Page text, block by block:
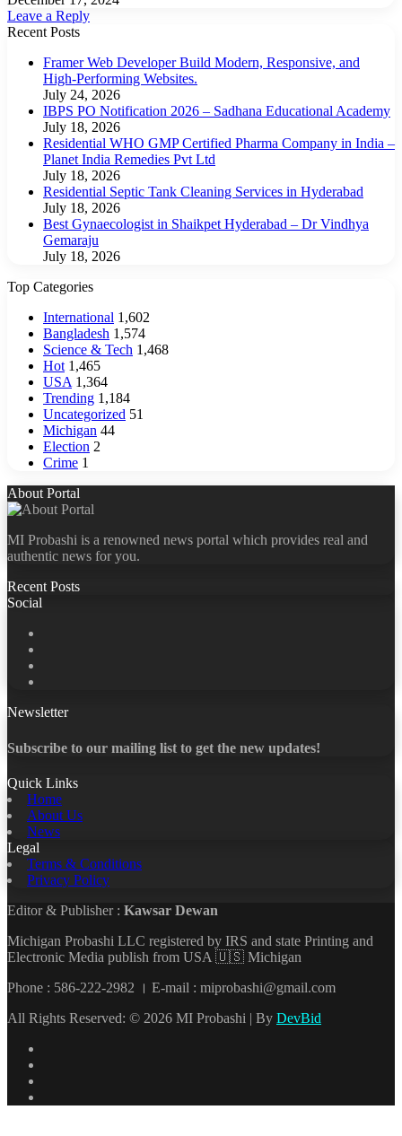
Leave a Reply
Recent Posts
Framer Web Developer Build Modern, Responsive, and
High-Performing Websites.
July 24, 2026
IBPS PO Notification 2026 – Sadhana Educational Academy
July 18, 2026
Residential WHO GMP Certified Pharma Company in India –
Planet India Remedies Pvt Ltd
July 18, 2026
Residential Septic Tank Cleaning Services in Hyderabad
July 18, 2026
Best Gynaecologist in Shaikpet Hyderabad – Dr Vindhya
Gemaraju
July 18, 2026
Top Categories
International 1,602
Bangladesh 1,574
Science & Tech 1,468
Hot 1,465
USA 1,364
Trending 1,184
Uncategorized 51
Michigan 44
Election 2
Crime 1
About Portal
MI Probashi is a renowned news portal which provides real and
authentic news for you.
Recent Posts
Social
Newsletter
Subscribe to our mailing list to get the new updates!
Quick Links
Home
About Us
News
Legal
Terms & Conditions
Privacy Policy
Editor & Publisher : Kawsar Dewan
Michigan Probashi LLC registered by IRS and state Printing and
Electronic Media publish from USA 🇺🇸 Michigan
Phone : 586-222-2982 । E-mail : miprobashi@gmail.com
All Rights Reserved: © 2026 MI Probashi | By DevBid